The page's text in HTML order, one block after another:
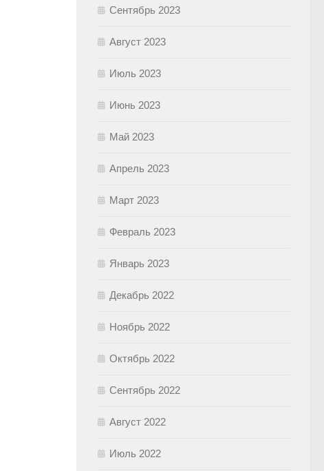
Сентябрь 2023
Август 2023
Июль 2023
Июнь 2023
Май 2023
Апрель 2023
Март 2023
Февраль 2023
Январь 2023
Декабрь 2022
Ноябрь 2022
Октябрь 2022
Сентябрь 2022
Август 2022
Июль 2022